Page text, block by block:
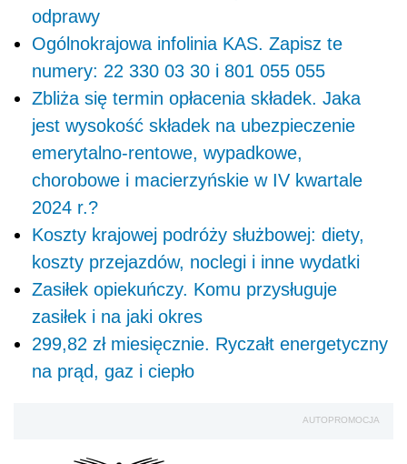
odprawy
Ogólnokrajowa infolinia KAS. Zapisz te
numery: 22 330 03 30 i 801 055 055
Zbliża się termin opłacenia składek. Jaka
jest wysokość składek na ubezpieczenie
emerytalno-rentowe, wypadkowe,
chorobowe i macierzyńskie w IV kwartale
2024 r.?
Koszty krajowej podróży służbowej: diety,
koszty przejazdów, noclegi i inne wydatki
Zasiłek opiekuńczy. Komu przysługuje
zasiłek i na jaki okres
299,82 zł miesięcznie. Ryczałt energetyczny
na prąd, gaz i ciepło
AUTOPROMOCJA